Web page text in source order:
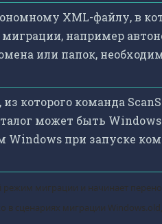
XML-файлу, в
например
или папок,
которого команда
может быть
Windows при запуске
миграции и начинает
в сценариях миграции